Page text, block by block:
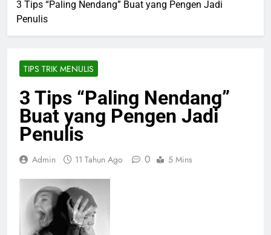
3 Tips “Paling Nendang” Buat yang Pengen Jadi
Penulis
TIPS TRIK MENULIS
3 Tips “Paling Nendang”
Buat yang Pengen Jadi
Penulis
Admin 11 Tahun Ago 0 5 Mins